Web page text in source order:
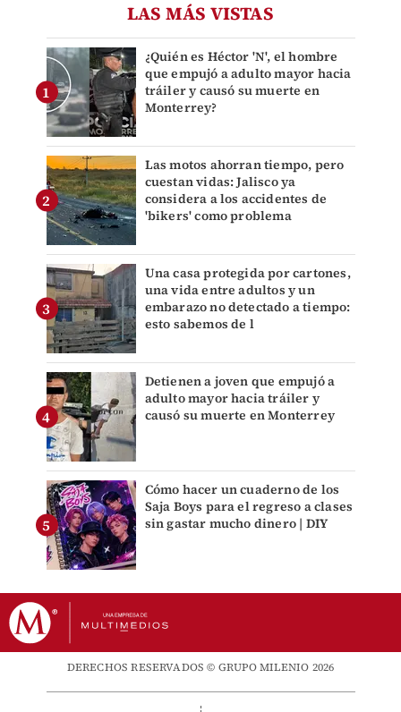
LAS MÁS VISTAS
¿Quién es Héctor 'N', el hombre
que empujó a adulto mayor hacia
tráiler y causó su muerte en
Monterrey?
Las motos ahorran tiempo, pero
cuestan vidas: Jalisco ya
considera a los accidentes de
'bikers' como problema
Una casa protegida por cartones,
una vida entre adultos y un
embarazo no detectado a tiempo:
esto sabemos de l
Detienen a joven que empujó a
adulto mayor hacia tráiler y
causó su muerte en Monterrey
Cómo hacer un cuaderno de los
Saja Boys para el regreso a clases
sin gastar mucho dinero | DIY
DERECHOS RESERVADOS © GRUPO MILENIO 2026